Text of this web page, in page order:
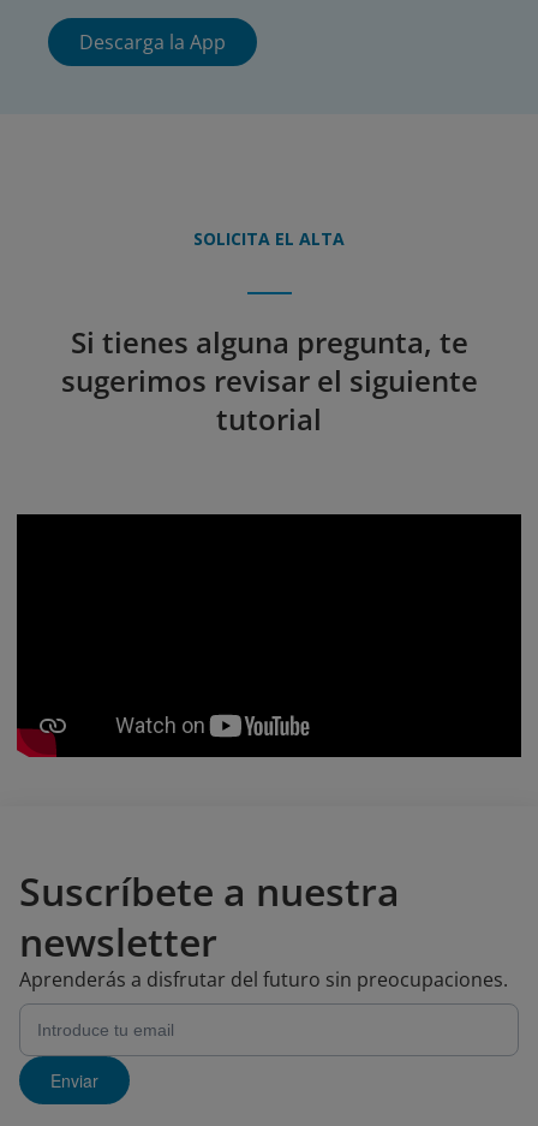
Descarga la App
SOLICITA EL ALTA
Si tienes alguna pregunta, te
sugerimos revisar el siguiente
tutorial
Suscríbete a nuestra
newsletter
Aprenderás a disfrutar del futuro sin preocupaciones.
Enviar